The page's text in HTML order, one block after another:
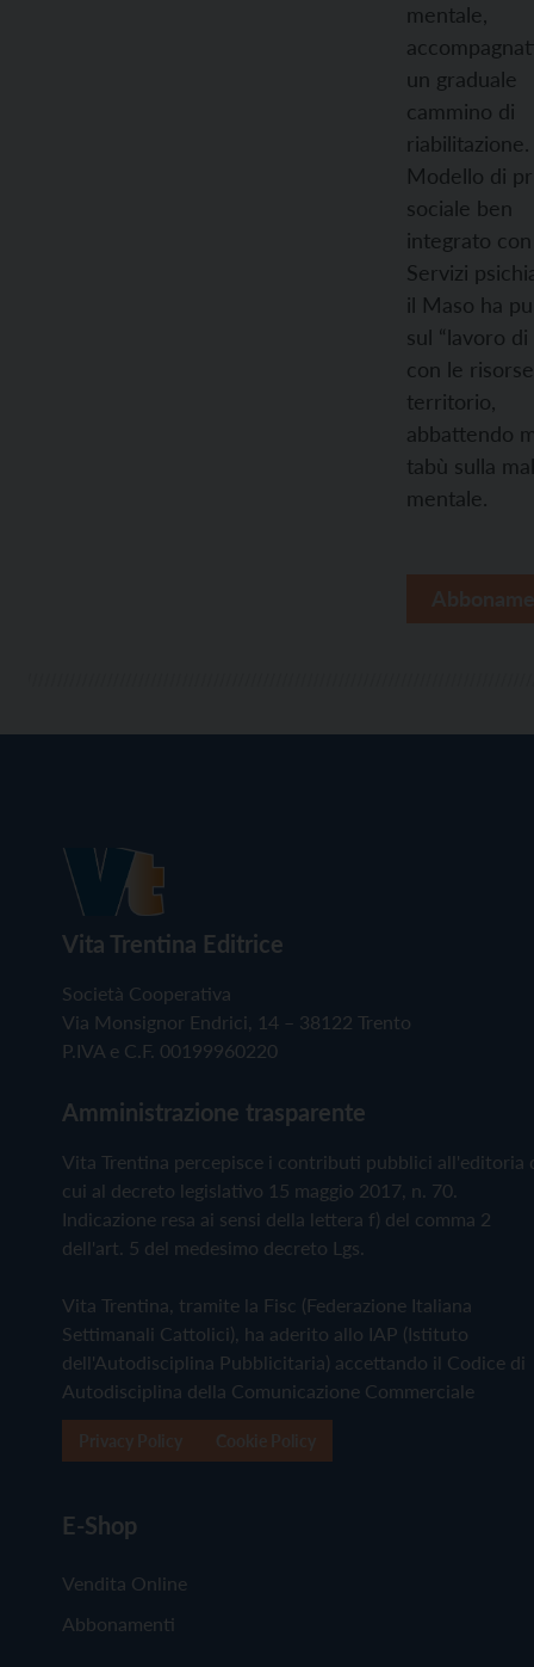
mentale,
un graduale
cammino di
riabilitazione.
Modello di
sociale ben
integrato
Servizi
il Maso ha
sul “lavoro
con le
territorio,
abbattendo
tabù sulla
mentale.
Vita Trentina Editrice
Società Cooperativa
Via Monsignor Endrici, 14 – 38122 Trento
P.IVA e C.F. 00199960220
Amministrazione trasparente
Vita Trentina percepisce i contributi pubblici all'editoria
cui al decreto legislativo 15 maggio 2017, n. 70.
Indicazione resa ai sensi della lettera f) del comma 2
dell'art. 5 del medesimo decreto Lgs.
Vita Trentina, tramite la Fisc (Federazione Italiana
Settimanali Cattolici), ha aderito allo IAP (Istituto
dell'Autodisciplina Pubblicitaria) accettando il Codice di
Autodisciplina della Comunicazione Commerciale
E-Shop
Vendita Online
Abbonamenti